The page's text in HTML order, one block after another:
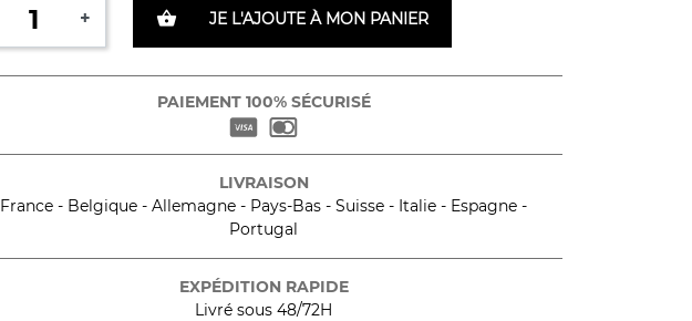
+ shopping_basket JE L'AJOUTE À MON PANIER
PAIEMENT 100% SÉCURISÉ
LIVRAISON
France - Belgique - Allemagne - Pays-Bas - Suisse - Italie - Espagne -
Portugal
EXPÉDITION RAPIDE
Livré sous 48/72H